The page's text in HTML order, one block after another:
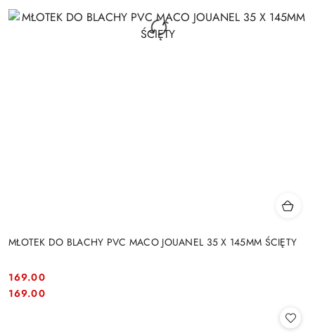
MŁOTEK DO BLACHY PVC MACO JOUANEL 35 X 145MM ŚCIĘTY
Cena:
169.00
Cena:
169.00